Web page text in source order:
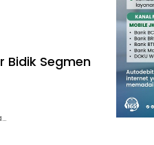
Bidik Segmen